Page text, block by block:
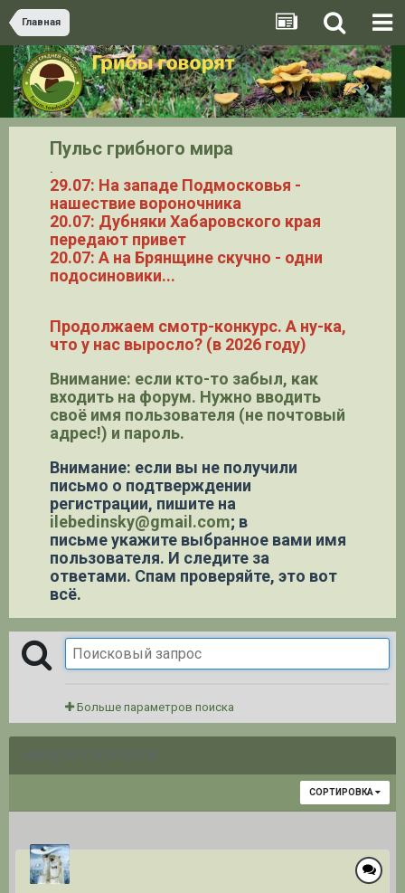
Главная
Пульс грибного мира
.
29.07: На западе Подмосковья -
нашествие вороночника
20.07: Дубняки Хабаровского края
передают привет
20.07: А на Брянщине скучно - одни
подосиновики...
Продолжаем смотр-конкурс. А ну-ка,
что у нас выросло? (в 2026 году)
Внимание: если кто-то забыл, как
входить на форум. Нужно вводить
своё имя пользователя (не почтовый
адрес!) и пароль.
Внимание: если вы не получили
письмо о подтверждении
регистрации, пишите на
ilebedinsky@gmail.com; в
письме укажите выбранное вами имя
пользователя. И следите за
ответами. Спам проверяйте, это вот
всё.
Больше параметров поиска
НАЙДЕНО 3 РЕЗУЛЬТАТА
СОРТИРОВКА